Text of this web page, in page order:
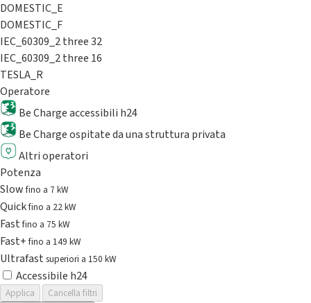
DOMESTIC_E
DOMESTIC_F
IEC_60309_2 three 32
IEC_60309_2 three 16
TESLA_R
Operatore
Be Charge accessibili h24
Be Charge ospitate da una struttura privata
Altri operatori
Potenza
Slowfino a 7 kW
Quickfino a 22 kW
Fastfino a 75 kW
Fast+fino a 149 kW
Ultrafast superiori a 150 kW
Accessibile h24
Applica
Cancella filtri